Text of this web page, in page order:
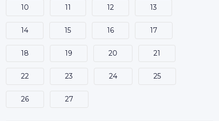
10 11 12 13
14 15 16 17
18 19 20 21
22 23 24 25
26 27